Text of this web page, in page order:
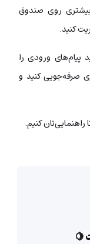
روی صندوق
کنید.
پیام‌های ورودی را
صرفه‌جویی کنید و
راهنمایی‌تان کنیم.
🍋